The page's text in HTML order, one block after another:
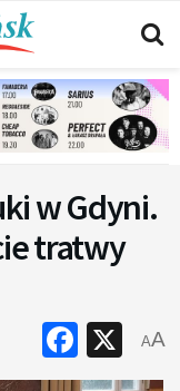
w Gdyni.
tratwy
X
AA